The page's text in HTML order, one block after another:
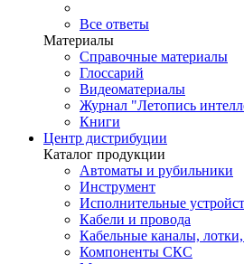
Все ответы
Материалы
Справочные материалы
Глоссарий
Видеоматериалы
Журнал "Летопись
Книги
Центр дистрибуции
Каталог продукции
Автоматы и рубильники
Инструмент
Исполнительные
Кабели и провода
Кабельные каналы,
Компоненты СКС